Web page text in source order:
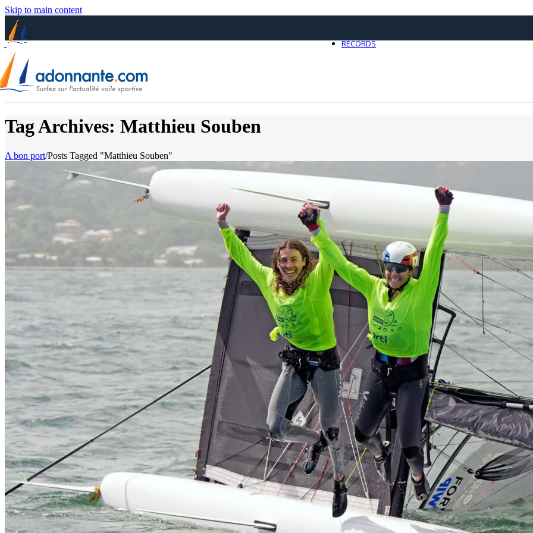
Skip to main content
0
RECORDS
05Mai
Classe Ultim 32/23
Records,Trophée Jules Verne
Un nouveau Maxi Edmond de
Source
Gitana Team
8 mai 2025
0
Tag Archives: Matthieu Souben
A bon port/Posts Tagged "Matthieu Souben"